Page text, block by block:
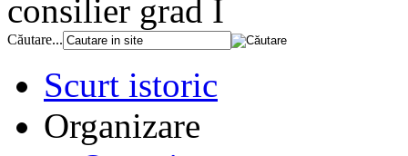
consilier grad I
Căutare...
Scurt istoric
Organizare